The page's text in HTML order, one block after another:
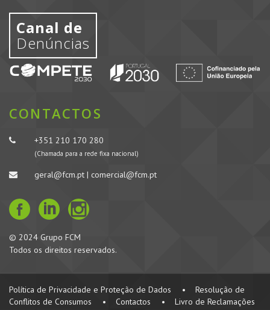
Canal de
Denúncias
CONTACTOS
+351 210 170 280
(Chamada para a rede fixa nacional)
geral@fcm.pt | comercial@fcm.pt
© 2024 Grupo FCM
Todos os direitos reservados.
Política de Privacidade e Proteção de Dados •
Resolução de
Conflitos de Consumos
• Contactos • Livro de Reclamações